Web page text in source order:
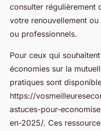
consulter régulièrement
votre renouvellement
ou professionnels.
Pour ceux qui
économies sur la
pratiques sont
https://
astuces-pour-
en-2025/. Ces